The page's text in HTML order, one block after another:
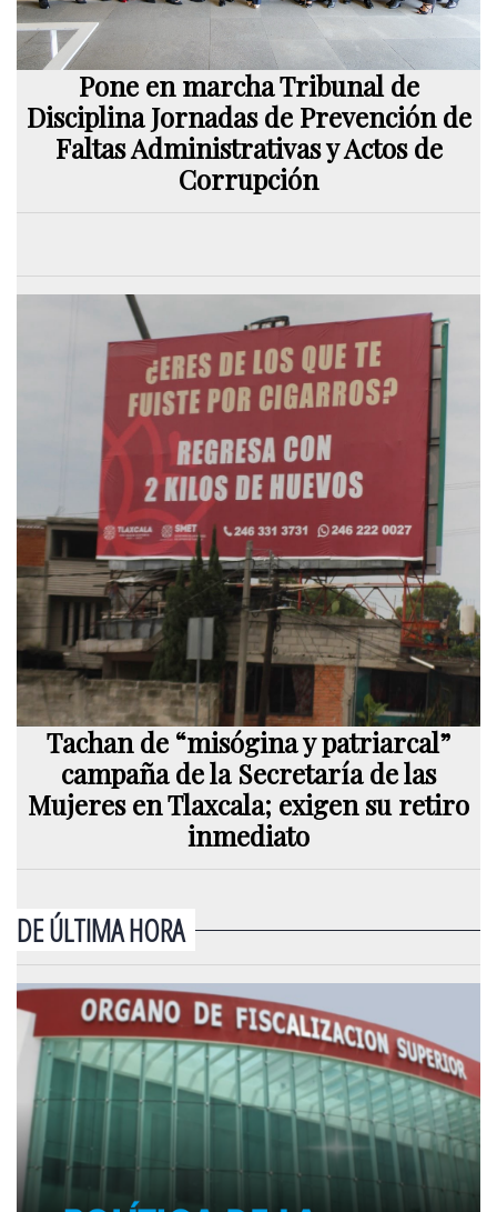
Pone en marcha Tribunal de
Disciplina Jornadas de Prevención de
Faltas Administrativas y Actos de
Corrupción
Tachan de “misógina y patriarcal”
campaña de la Secretaría de las
Mujeres en Tlaxcala; exigen su retiro
inmediato
DE ÚLTIMA HORA